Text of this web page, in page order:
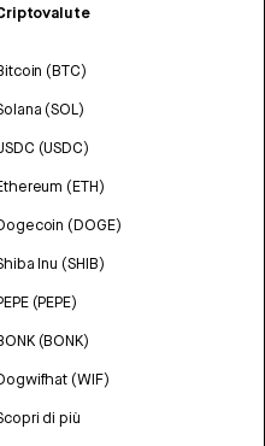
(BTC)
(SOL)
(USDC)
(ETH)
(DOGE)
Inu (SHIB)
(PEPE)
(BONK)
(WIF)
di più